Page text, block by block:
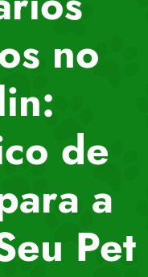
no
de
a
Pet